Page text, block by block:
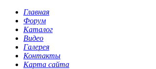
Главная
Форум
Каталог
Видео
Галерея
Контакты
Карта сайта